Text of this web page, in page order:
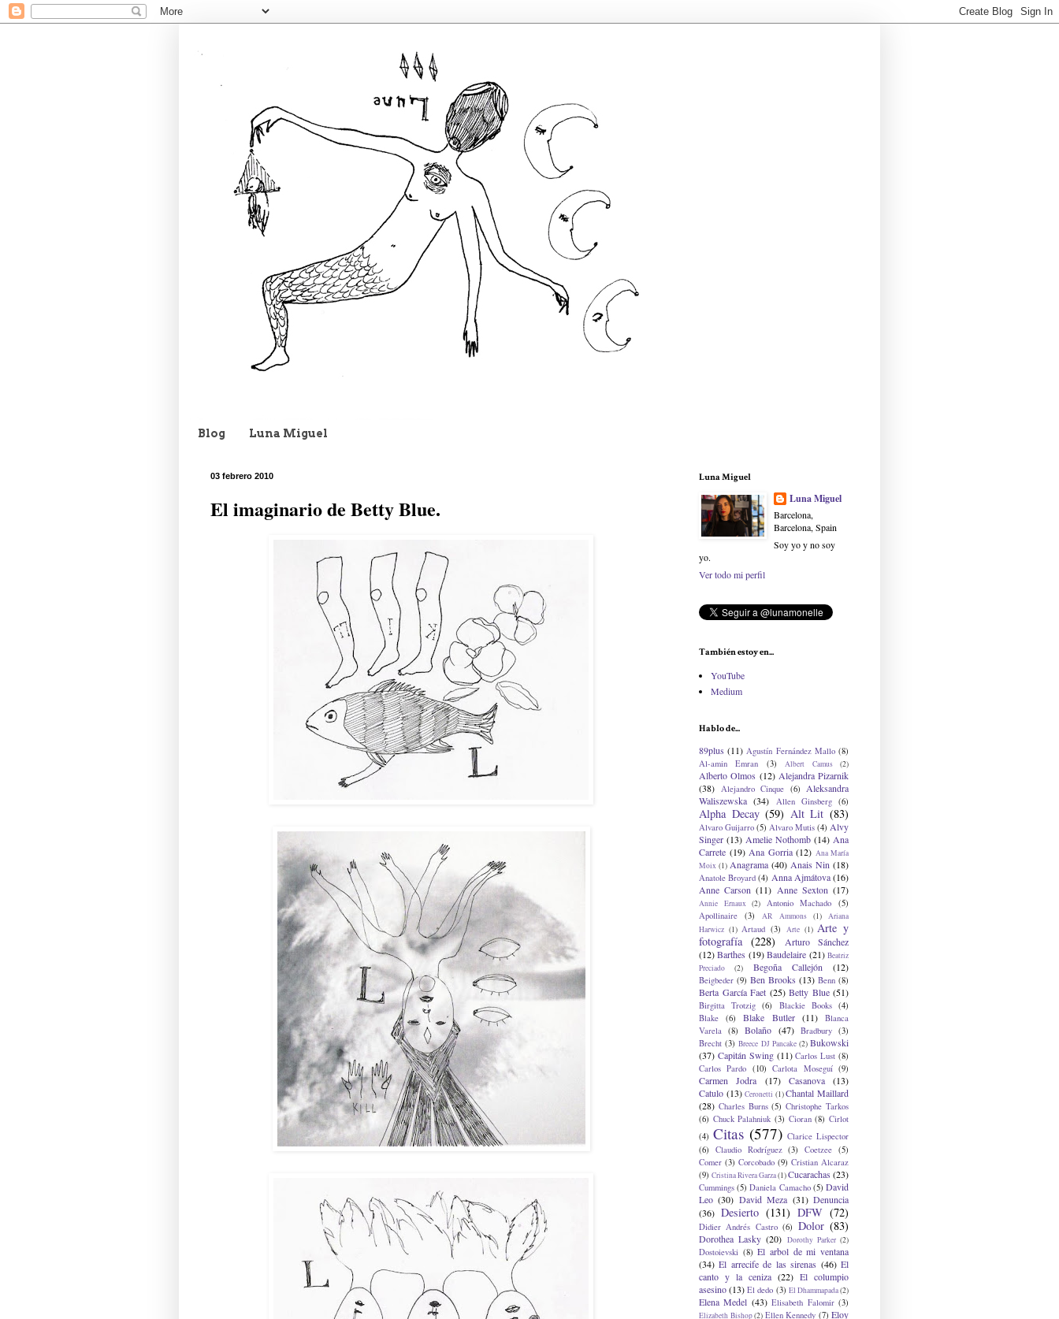
Blog Luna Miguel
03 febrero 2010
El imaginario de Betty Blue.
Luna Miguel
Luna Miguel
Barcelona,
Barcelona, Spain
Soy yo y no soy
yo.
Ver todo mi perfil
También estoy en...
YouTube
Medium
Hablo de...
89plus (11) Agustín Fernández Mallo (8)
Al-amin Emran
(3) Albert Camus (2)
Alberto Olmos (12) Alejandra Pizarnik
(38)
Alejandro Cinque (6)
Aleksandra
Waliszewska (34) Allen Ginsberg (6)
Alpha Decay (59) Alt Lit (83)
Alvaro Guijarro (5) Alvaro Mutis (4) Alvy
Singer (13) Amelie Nothomb (14) Ana
Carrete (19) Ana Gorria (12) Ana María
Moix (1) Anagrama (40) Anais Nin (18)
Anatole Broyard (4) Anna Ajmátova (16)
Anne Carson (11) Anne Sexton (17)
Annie Ernaux (2) Antonio Machado
(5)
Apollinaire
(3) AR Ammons (1)
Ariana
Harwicz (1) Artaud (3) Arte (1) Arte y
fotografía (228)
Arturo Sánchez
(12) Barthes (19) Baudelaire (21) Beatriz
Preciado
(2) Begoña Callejón (12)
Beigbeder (9) Ben Brooks (13) Benn (8)
Berta García Faet (25) Betty Blue (51)
Birgitta Trotzig (6) Blackie Books (4)
Blake
(6) Blake Butler (11)
Blanca
Varela
(8) Bolaño (47) Bradbury (3)
Brecht (3) Breece DJ Pancake (2) Bukowski
(37) Capitán Swing (11) Carlos Lust (8)
Carlos Pardo (10) Carlota Moseguí (9)
Carmen Jodra (17) Casanova
(13)
Catulo (13) Ceronetti (1) Chantal Maillard
(28) Charles Burns (5) Christophe Tarkos
(6) Chuck Palahniuk (3) Cioran (8) Cirlot
(4) Citas (577) Clarice Lispector
(6)
Claudio Rodríguez (3) Coetzee (5)
Comer (3) Corcobado (9) Cristian Alcaraz
(9) Cristina Rivera Garza(1)Cucarachas (23)
Cummings (5) Daniela Camacho (5) David
Leo (30) David Meza (31) Denuncia
(36) Desierto (131) DFW (72)
Didier Andrés Castro (6) Dolor (83)
Dorothea Lasky (20) Dorothy Parker (2)
Dostoievski (8) El arbol de mi ventana
(34) El arrecife de las sirenas (46) El
canto y la ceniza (22) El columpio
asesino(13) El dedo (3) El Dhammapada(2)
Elena Medel (43) Elisabeth Falomir (3)
Elizabeth Bishop(2) Ellen Kennedy (7) Eloy